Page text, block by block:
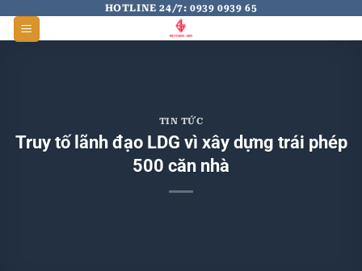
HOTLINE 24/7: 0939 0939 65
TIN TỨC
Truy tố lãnh đạo LDG vì xây dựng trái phép
500 căn nhà